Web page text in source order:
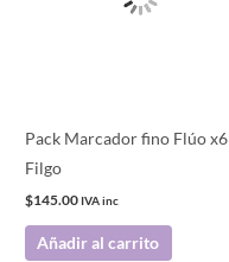
Pack Marcador fino Flúo x6
Filgo
$145.00 IVA inc
Añadir al carrito